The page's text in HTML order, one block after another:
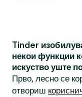
Tinder
некои функции
искуство уште
Прво, лесно се
отвориш